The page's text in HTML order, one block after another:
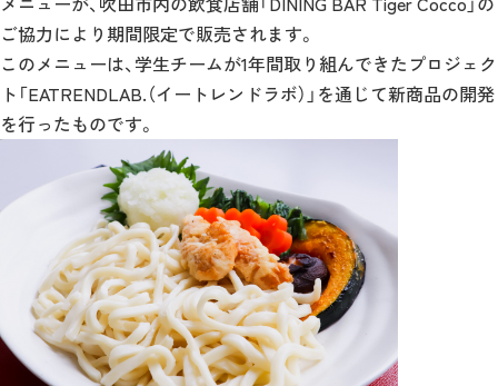
ご協力により期間限定で販売されます。
このメニューは、学生チームが1年間取り組んできたプロジェク
ト「EATRENDLAB.（イートレンドラボ）」を通じて新商品の開発
を行ったものです。